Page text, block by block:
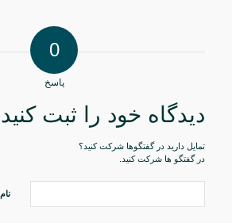
0
پاسخ
دیدگاه خود را ثبت کنید
تمایل دارید در گفتگوها شرکت کنید؟
در گفتگو ها شرکت کنید.
نام